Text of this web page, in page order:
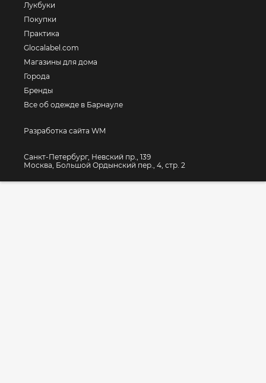
Лукбуки
Покупки
Практика
Glocalabel.com
Магазины для дома
Города
Бренды
Все об одежде в Барнауле
Разработка сайта WM
Санкт-Петербург, Невский пр., 139
Москва, Большой Ордынский пер., 4, стр. 2